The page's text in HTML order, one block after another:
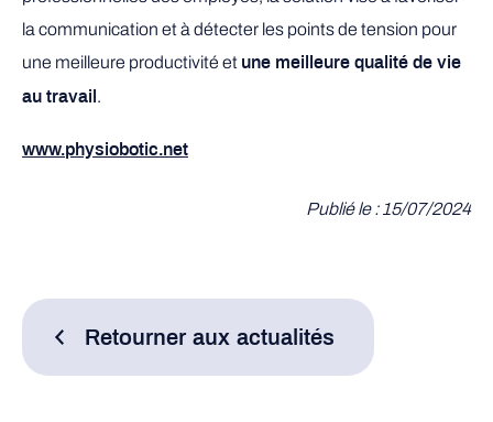
la communication et à détecter les points de tension pour
une meilleure productivité et une meilleure qualité de vie
au travail .
www.physiobotic.net
Publié le : 15/07/2024
Retourner aux actualités